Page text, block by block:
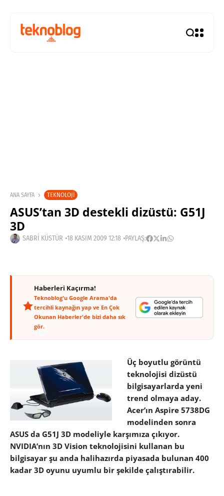
ANA SAYFA TEKNOLOJI
ASUS’tan 3D destekli dizüstü: G51J
3D
SABRI KÜSTÜR 18 KASIM 2009 12:18 PAYLAŞ:
Haberleri Kaçırma!
Teknoblog'u Google Arama'da
tercihli kaynağın yap ve En Çok
Okunan Haberler'de bizi daha sık
gör.
Üç boyutlu görüntü
teknolojisi dizüstü
bilgisayarlarda yeni
trend olmaya aday.
Acer’ın Aspire 5738DG
modelinden sonra
ASUS da G51J 3D modeliyle karşımıza çıkıyor.
NVIDIA’nın 3D Vision teknolojisini kullanan bu
bilgisayar şu anda halihazırda piyasada bulunan 400
kadar 3D oyunu uyumlu bir şekilde çalıştırabilir.